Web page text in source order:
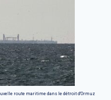
route maritime dans le détroit d'Ormuz